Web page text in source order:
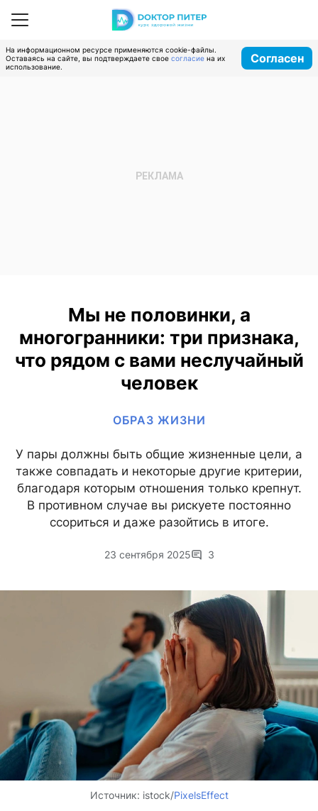
На информационном ресурсе применяются cookie-файлы.
Оставаясь на сайте, вы подтверждаете свое согласие на их
использование.
Согласен
Мы не половинки, а
многогранники: три признака,
что рядом с вами неслучайный
человек
ОБРАЗ ЖИЗНИ
У пары должны быть общие жизненные цели, а
также совпадать и некоторые другие критерии,
благодаря которым отношения только крепнут.
В противном случае вы рискуете постоянно
ссориться и даже разойтись в итоге.
23 сентября 2025 3
Источник: istock/PixelsEffect